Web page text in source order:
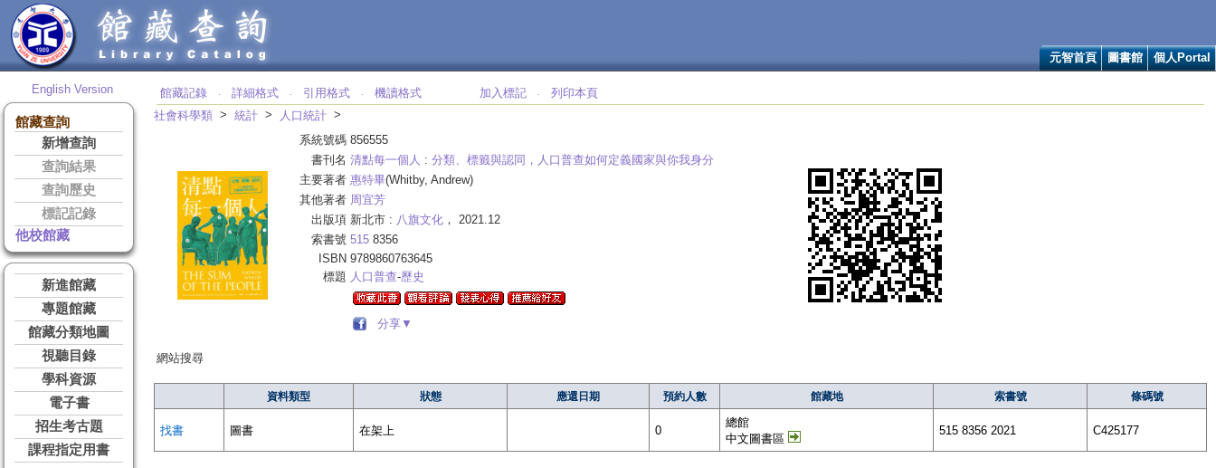
元智首頁 圖書館 個人Portal
English Version
館藏查詢
新增查詢
查詢結果
查詢歷史
標記記錄
他校館藏
新進館藏
專題館藏
館藏分類地圖
視聽目錄
學科資源
電子書
招生考古題
課程指定用書
館藏記錄 ‧ 詳細格式 ‧ 引用格式 ‧ 機讀格式 加入標記 ‧
列印本頁
社會科學類 > 統計 > 人口統計 >
系統號碼 856555
書刊名 清點每一個人 : 分類、標籤與認同，人口普查如何定義國家與你我身分
主要著者 惠特畢(Whitby, Andrew)
其他著者 周宜芳
出版項 新北市 : 八旗文化 ， 2021.12
索書號 515 8356
ISBN 9789860763645
標題 人口普查-歷史
分享▼
網站搜尋
資料類型 狀態 應還日期 預約人數 館藏地 索書號 條碼號
找書 圖書 在架上 0
總館
中文圖書區
515 8356 2021 C425177